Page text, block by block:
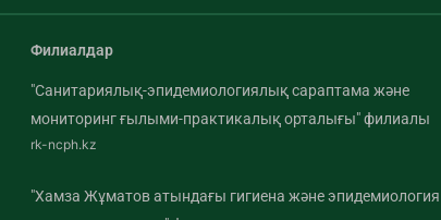
Филиалдар
"Санитариялық-эпидемиологиялық сараптама және
мониторинг ғылыми-практикалық орталығы" филиалы
rk-ncph.kz
"Хамза Жұматов атындағы гигиена және эпидемиология